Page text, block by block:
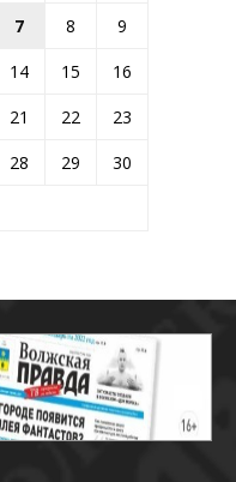
7 8
9
14 15
16
21 22
23
28 29
30